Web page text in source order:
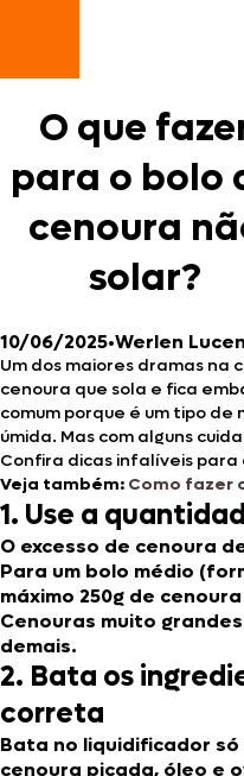
O que
para o bolo
cenoura
solar?
10/06/2025•Werlen
Um dos maiores dramas na
cenoura que sola e fica
comum porque é um tipo de
úmida. Mas com alguns
Confira dicas infalíveis para
Veja também: Como fazer
1. Use a
O excesso de cenoura
Para um bolo médio
máximo 250g de
Cenouras muito
demais.
2. Bata os
correta
Bata no liquidificador
cenoura picada, óleo e